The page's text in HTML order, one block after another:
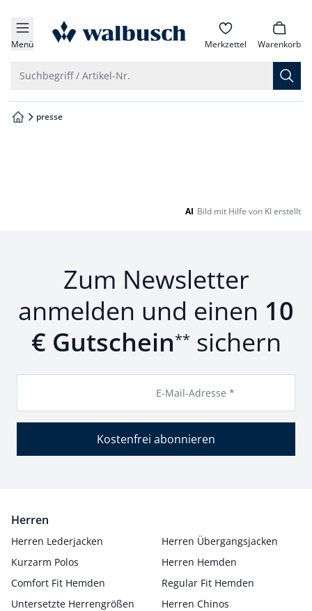
springen
springen
springen
springen
Menü zur Startseite Merkzettel Warenkorb
Suchbegriff / Artikel-Nr.
zur Startseite
presse
AI Bild mit Hilfe von KI erstellt
Zum Newsletter
anmelden und einen 10
€ Gutschein** sichern
E-Mail-Adresse *
Kostenfrei abonnieren
Herren
Herren Lederjacken
Herren Übergangsjacken
Kurzarm Polos
Herren Hemden
Comfort Fit Hemden
Regular Fit Hemden
Untersetzte Herrengrößen
Herren Chinos